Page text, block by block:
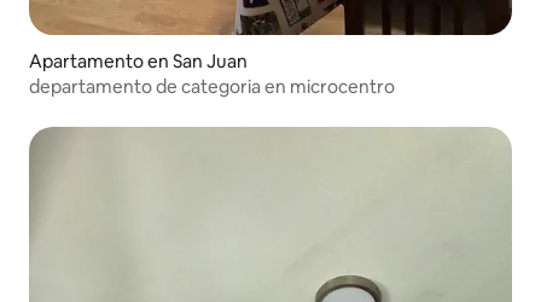
Apartamento en San Juan
departamento de categoria en microcentro